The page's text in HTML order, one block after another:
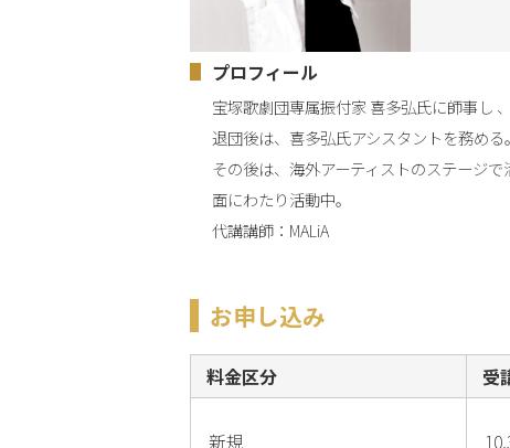
プロフィール
宝塚歌劇団専属振付家 喜多弘氏に師事し 、
退団後は、喜多弘氏アシスタントを務める。
その後は、海外アーティストのステージ
面にわたり活動中。
代講講師：MALiA
お申し込み
料金区分 受
新規